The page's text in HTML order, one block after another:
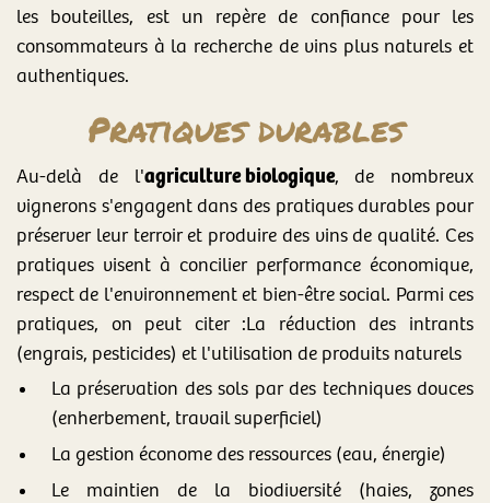
les bouteilles, est un repère de confiance pour les
consommateurs à la recherche de vins plus naturels et
authentiques.
Pratiques durables
Au-delà de l'agriculture biologique, de nombreux
vignerons s'engagent dans des pratiques durables pour
préserver leur terroir et produire des vins de qualité. Ces
pratiques visent à concilier performance économique,
respect de l'environnement et bien-être social. Parmi ces
pratiques, on peut citer :La réduction des intrants
(engrais, pesticides) et l'utilisation de produits naturels
La préservation des sols par des techniques douces
(enherbement, travail superficiel)
La gestion économe des ressources (eau, énergie)
Le maintien de la biodiversité (haies, zones